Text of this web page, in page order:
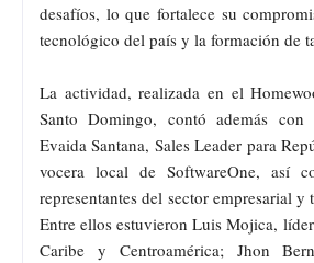
desafíos, lo que fortalece su
tecnológico del país y la formación de
La actividad, realizada en el
Santo Domingo, contó además
Evaida Santana, Sales Leader para
vocera local de SoftwareOne, así
representantes del sector empresarial
Entre ellos estuvieron Luis Mojica,
Caribe y Centroamérica; Jhon